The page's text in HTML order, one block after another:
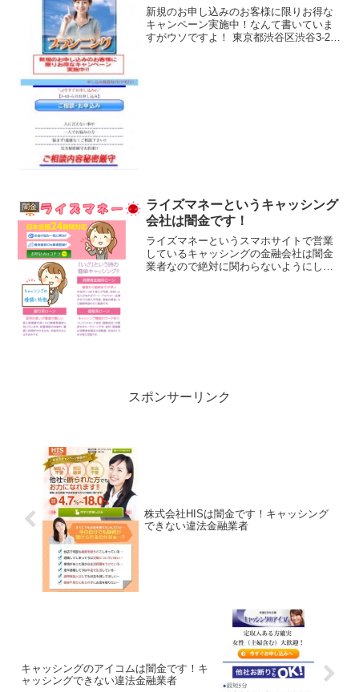
新規のお申し込みのお客様に限りお得な
キャンペーン実施中！なんて書いていま
すがウソですよ！ 東京都渋谷区渋谷3-25-
闇金
ライズマネーというキャッシング
会社は闇金です！
ライズマネーというスマホサイトで営業
しているキャッシングの金融会社は闇金
業者なので絶対に関わらないようにして
スポンサーリンク
株式会社HISは闇金です！キャッシング
できない違法金融業者
キャッシングのアイコムは闇金です！キ
ャッシングできない違法金融業者